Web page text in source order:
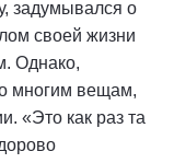
задумывался о
своей жизни
Однако,
многим вещам,
«Это как раз та